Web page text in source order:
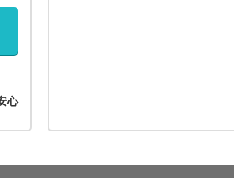
心